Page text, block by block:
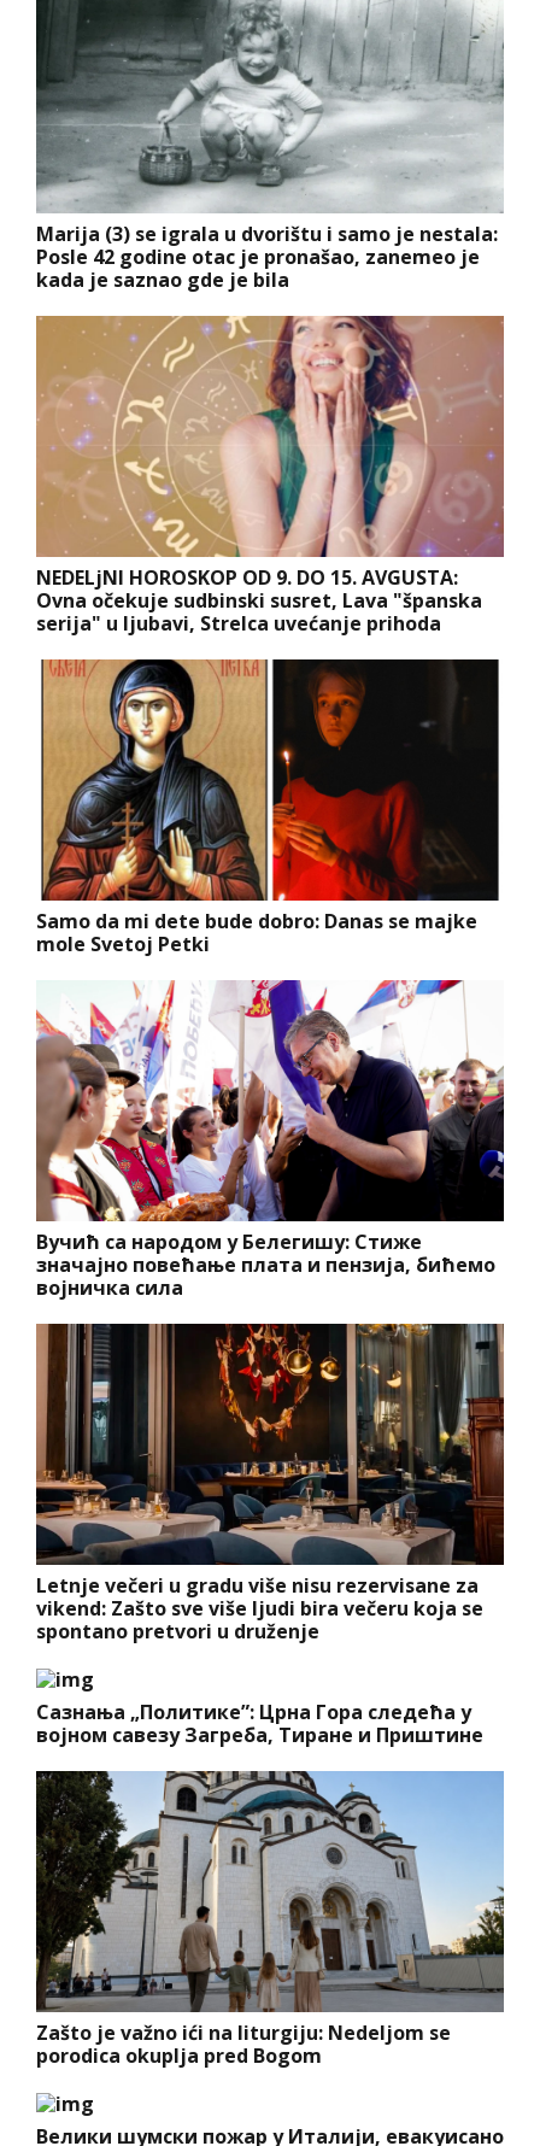
Marija (3) se igrala u dvorištu i samo je nestala:
Posle 42 godine otac je pronašao, zanemeo je
kada je saznao gde je bila
NEDELjNI HOROSKOP OD 9. DO 15. AVGUSTA:
Ovna očekuje sudbinski susret, Lava "španska
serija" u ljubavi, Strelca uvećanje prihoda
Samo da mi dete bude dobro: Danas se majke
mole Svetoj Petki
Вучић са народом у Белегишу: Стиже
значајно повећање плата и пензија, бићемо
војничка сила
Letnje večeri u gradu više nisu rezervisane za
vikend: Zašto sve više ljudi bira večeru koja se
spontano pretvori u druženje
Сазнања „Политике”: Црна Гора следећа у
војном савезу Загреба, Тиране и Приштине
Zašto je važno ići na liturgiju: Nedeljom se
porodica okuplja pred Bogom
Велики шумски пожар у Италији, евакуисано